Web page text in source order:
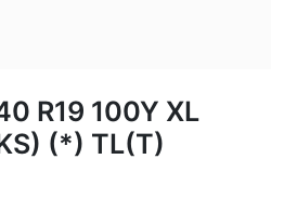
R19 100Y XL
(*) TL(T)